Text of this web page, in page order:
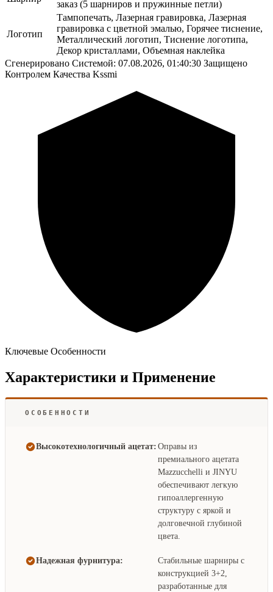
заказ (5 шарниров и пружинные петли)
Логотип
Тампопечать, Лазерная гравировка, Лазерная
гравировка с цветной эмалью, Горячее тиснение,
Металлический логотип, Тиснение логотипа,
Декор кристаллами, Объемная наклейка
Сгенерировано Системой: 07.08.2026, 01:40:30 Защищено
Контролем Качества Kssmi
Ключевые Особенности
Характеристики и Применение
ОСОБЕННОСТИ
Высокотехнологичный ацетат: Оправы из
премиального ацетата
Mazzucchelli и JINYU
обеспечивают легкую
гипоаллергенную
структуру с яркой и
долговечной глубиной
цвета.
Надежная фурнитура:
Стабильные шарниры с
конструкцией 3+2,
разработанные для